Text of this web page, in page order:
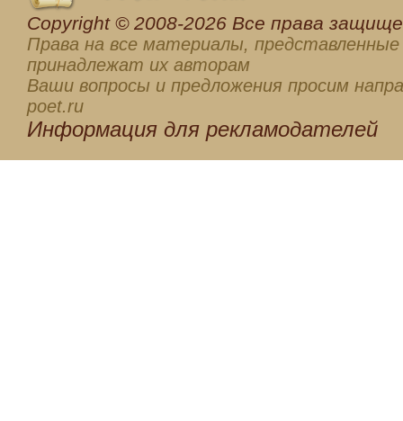
Сopyright © 2008-2026 Все права
Права на все материалы, представленные
принадлежат их авторам
Ваши вопросы и предложения просим
poet.ru
Информация для рекламодателей